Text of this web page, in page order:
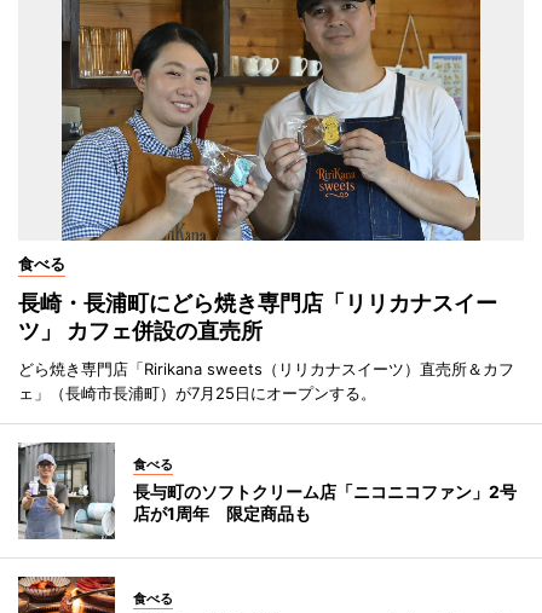
食べる
長崎・長浦町にどら焼き専門店「リリカナスイー
ツ」 カフェ併設の直売所
どら焼き専門店「Ririkana sweets（リリカナスイーツ）直売所＆カフ
ェ」（長崎市長浦町）が7月25日にオープンする。
食べる
長与町のソフトクリーム店「ニコニコファン」2号
店が1周年 限定商品も
食べる